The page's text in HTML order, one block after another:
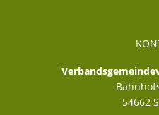
54662